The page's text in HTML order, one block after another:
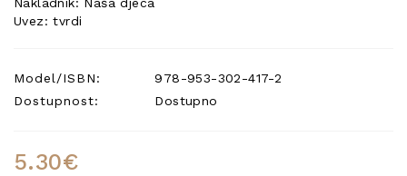
Uvez: tvrdi
Model/ISBN:
978-953-302-417-2
Dostupnost:
Dostupno
5.30€